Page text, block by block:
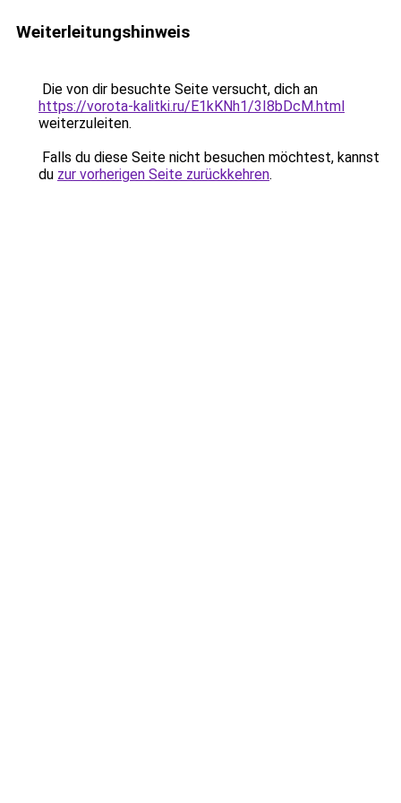
Weiterleitungshinweis
Die von dir besuchte Seite versucht, dich an
https://vorota-kalitki.ru/E1kKNh1/3I8bDcM.html
weiterzuleiten.
Falls du diese Seite nicht besuchen möchtest, kannst
du zur vorherigen Seite zurückkehren.